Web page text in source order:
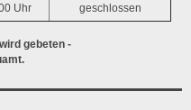
Uhr geschlossen
gebeten -